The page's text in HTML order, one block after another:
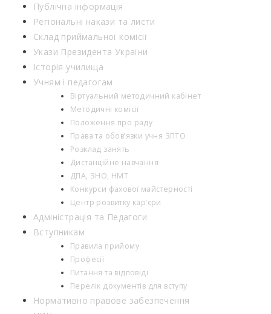
Публічна інформація
Регіональні накази та листи
Склад приймальної комісії
Укази Президента України
Історія училища
Учням і педагогам
Віртуальний методичний кабінет
Методичні комісії
Положення про раду
Права та обов’язки учня ЗПТО
Розклад занять
Дистанційне навчання
ДПА, ЗНО, НМТ
Конкурси фахової майстерності
Центр розвитку кар’єри
Адміністрація та Педагоги
Вступникам
Правила прийому
Професії
Питання та відповіді
Перелік документів для вступу
Нормативно правове забезпечення